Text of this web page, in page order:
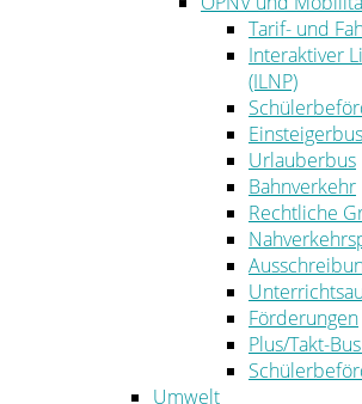
Tarif- und
Interaktiver
(ILNP)
Einsteigerbus
Urlauberbus
Bahnverkehr
Rechtliche
Förderungen
Plus/Takt-
Umwelt